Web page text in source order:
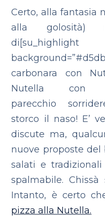
Certo, alla fantasia
alla golosità)
di[su_highlight
carbonara con
Nutella con
parecchio
storco il naso! E’
discute ma,
nuove proposte
salati e
spalmabile. Chissà
Intanto, è certo
pizza alla Nutella.